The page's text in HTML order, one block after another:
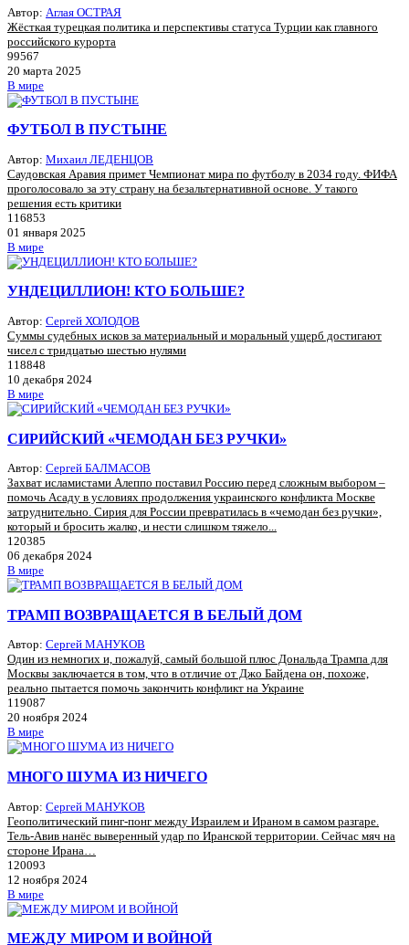
Автор: Аглая ОСТРАЯ
Жёсткая турецкая политика и перспективы статуса Турции как главного
российского курорта
99567
20 марта 2025
В мире
ФУТБОЛ В ПУСТЫНЕ
Автор: Михаил ЛЕДЕНЦОВ
Саудовская Аравия примет Чемпионат мира по футболу в 2034 году. ФИФА
проголосовало за эту страну на безальтернативной основе. У такого
решения есть критики
116853
01 января 2025
В мире
УНДЕЦИЛЛИОН! КТО БОЛЬШЕ?
Автор: Сергей ХОЛОДОВ
Суммы судебных исков за материальный и моральный ущерб достигают
чисел с тридцатью шестью нулями
118848
10 декабря 2024
В мире
СИРИЙСКИЙ «ЧЕМОДАН БЕЗ РУЧКИ»
Автор: Сергей БАЛМАСОВ
Захват исламистами Алеппо поставил Россию перед сложным выбором –
помочь Асаду в условиях продолжения украинского конфликта Москве
затруднительно. Сирия для России превратилась в «чемодан без ручки»,
который и бросить жалко, и нести слишком тяжело...
120385
06 декабря 2024
В мире
ТРАМП ВОЗВРАЩАЕТСЯ В БЕЛЫЙ ДОМ
Автор: Сергей МАНУКОВ
Один из немногих и, пожалуй, самый большой плюс Дональда Трампа для
Москвы заключается в том, что в отличие от Джо Байдена он, похоже,
реально пытается помочь закончить конфликт на Украине
119087
20 ноября 2024
В мире
МНОГО ШУМА ИЗ НИЧЕГО
Автор: Сергей МАНУКОВ
Геополитический пинг-понг между Израилем и Ираном в самом разгаре.
Тель-Авив нанёс выверенный удар по Иранской территории. Сейчас мяч на
стороне Ирана…
120093
12 ноября 2024
В мире
МЕЖДУ МИРОМ И ВОЙНОЙ